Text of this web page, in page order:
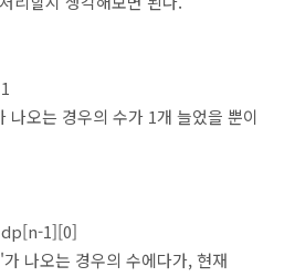
나오는 경우의 수가 1개 늘었을 뿐이
1][0]
나오는 경우의 수에다가, 현재